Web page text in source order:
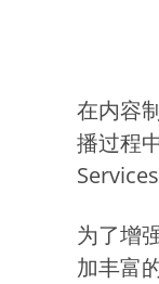
在内容
播过程
为了增
加丰富